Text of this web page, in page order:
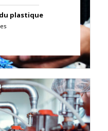
plastique